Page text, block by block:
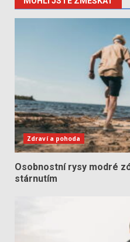
Zdraví a pohoda
Osobnostní rysy modré
stárnutím